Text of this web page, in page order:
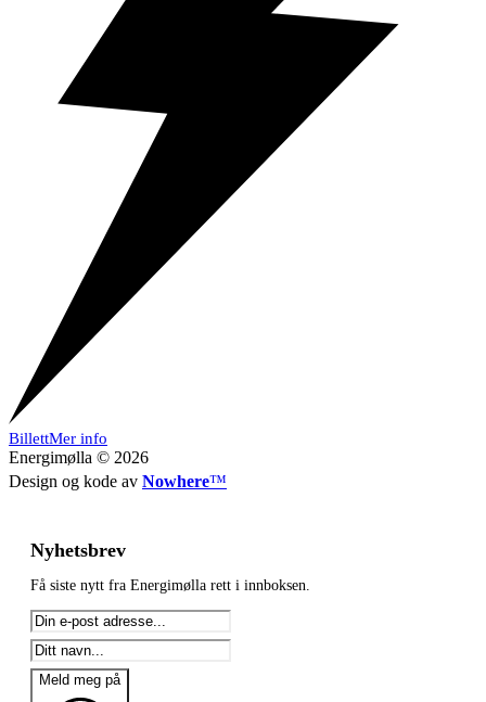
BillettMer info
Energimølla © 2026
Design og kode av Nowhere™
Nyhetsbrev
Få siste nytt fra Energimølla rett i innboksen.
Meld meg på